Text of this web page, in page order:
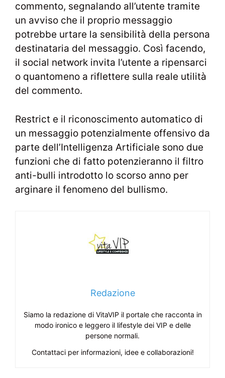
commento, segnalando all’utente tramite
un avviso che il proprio messaggio
potrebbe urtare la sensibilità della persona
destinataria del messaggio. Così facendo,
il social network invita l’utente a ripensarci
o quantomeno a riflettere sulla reale utilità
del commento.
Restrict e il riconoscimento automatico di
un messaggio potenzialmente offensivo da
parte dell’Intelligenza Artificiale sono due
funzioni che di fatto potenzieranno il filtro
anti-bulli introdotto lo scorso anno per
arginare il fenomeno del bullismo.
Redazione
Siamo la redazione di VitaVIP il portale che racconta in
modo ironico e leggero il lifestyle dei VIP e delle
persone normali.
Contattaci per informazioni, idee e collaborazioni!